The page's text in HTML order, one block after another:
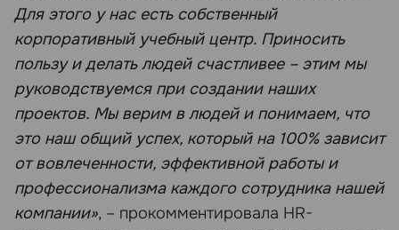
Для этого у нас есть собственный
корпоративный учебный центр. Приносить
пользу и делать людей счастливее – этим мы
руководствуемся при создании наших
проектов. Мы верим в людей и понимаем, что
это наш общий успех, который на 100% зависит
от вовлеченности, эффективной работы и
профессионализма каждого сотрудника нашей
компании», – прокомментировала HR-